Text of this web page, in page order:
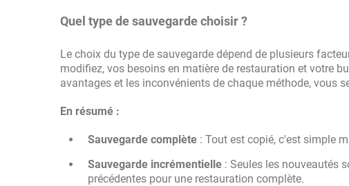
Quel type de sauvegarde choisir ?
Le choix du type de sauvegarde dépend de plusieurs
modifiez, vos besoins en matière de restauration et votre
avantages et les inconvénients de chaque méthode, vous
En résumé :
Sauvegarde complète : Tout est copié, c'est simple
Sauvegarde incrémentielle : Seules les nouveautés
précédentes pour une restauration complète.